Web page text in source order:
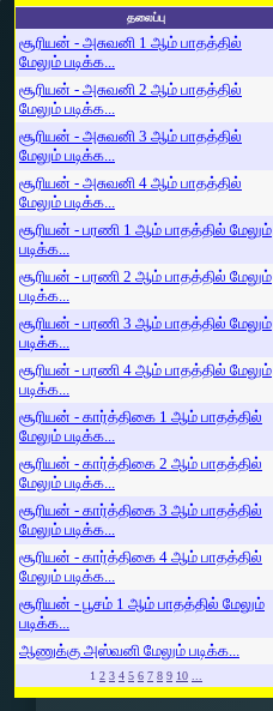
தலைப்பு
சூரியன் - அசுவனி 1 ஆம் பாதத்தில்
மேலும் படிக்க...
சூரியன் - அசுவனி 2 ஆம் பாதத்தில்
மேலும் படிக்க...
சூரியன் - அசுவனி 3 ஆம் பாதத்தில்
மேலும் படிக்க...
சூரியன் - அசுவனி 4 ஆம் பாதத்தில்
மேலும் படிக்க...
சூரியன் - பரணி 1 ஆம் பாதத்தில் மேலும்
படிக்க...
சூரியன் - பரணி 2 ஆம் பாதத்தில் மேலும்
படிக்க...
சூரியன் - பரணி 3 ஆம் பாதத்தில் மேலும்
படிக்க...
சூரியன் - பரணி 4 ஆம் பாதத்தில் மேலும்
படிக்க...
சூரியன் - கார்த்திகை 1 ஆம் பாதத்தில்
மேலும் படிக்க...
சூரியன் - கார்த்திகை 2 ஆம் பாதத்தில்
மேலும் படிக்க...
சூரியன் - கார்த்திகை 3 ஆம் பாதத்தில்
மேலும் படிக்க...
சூரியன் - கார்த்திகை 4 ஆம் பாதத்தில்
மேலும் படிக்க...
சூரியன் - பூசம் 1 ஆம் பாதத்தில் மேலும்
படிக்க...
ஆணுக்கு அஸ்வனி மேலும் படிக்க...
1 2 3 4 5 6 7 8 9 10 ...